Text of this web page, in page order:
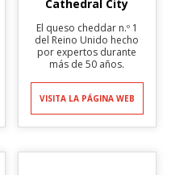
los principales productores
queso azul y queso de
productores de productos
vida en esta región.
Cathedral City
El queso cheddar n.º 1
del Reino Unido hecho
por expertos durante
más de 50 años.
VISITA LA PÁGINA WEB